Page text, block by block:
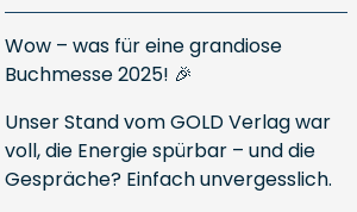
Wow – was für eine grandiose
Buchmesse 2025! 🎉
Unser Stand vom GOLD Verlag war
voll, die Energie spürbar – und die
Gespräche? Einfach unvergesslich.